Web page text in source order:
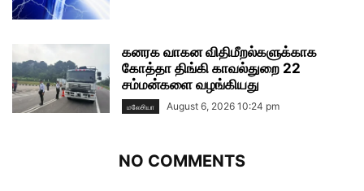
கனரக வாகன விதிமீறல்களுக்காக
கோத்தா திங்கி காவல்துறை 22
சம்மன்களை வழங்கியது
மலேசியா August 6, 2026 10:24 pm
NO COMMENTS